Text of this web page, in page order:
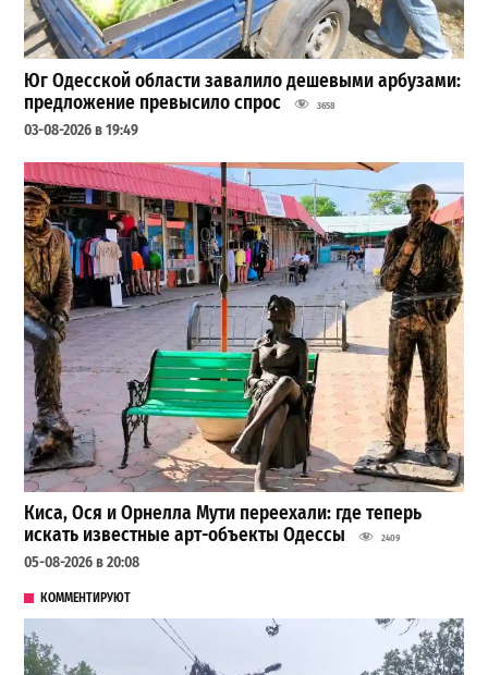
Юг Одесской области завалило дешевыми арбузами:
предложение превысило спрос
3658
03-08-2026 в 19:49
Киса, Ося и Орнелла Мути переехали: где теперь
искать известные арт-объекты Одессы
2409
05-08-2026 в 20:08
КОММЕНТИРУЮТ